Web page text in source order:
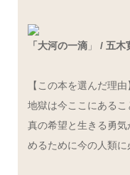
「大河の一滴」 / 五木
【この本を選んだ理由
地獄は今ここにあるこ
真の希望と生きる勇
めるために今の人類に